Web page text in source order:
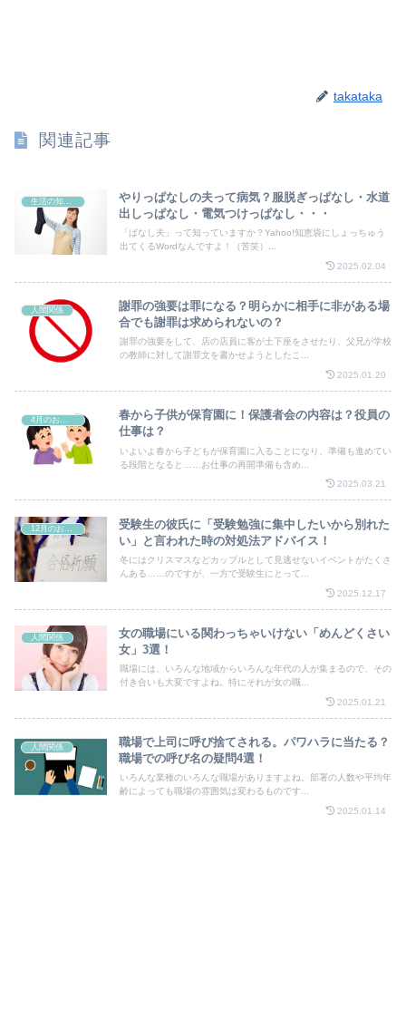
takataka
関連記事
生活の知恵・裏ワザ
やりっぱなしの夫って病気？服脱ぎっぱなし・水道
出しっぱなし・電気つけっぱなし・・・
「ぱなし夫」って知っていますか？Yahoo!知恵袋にしょっちゅう
出てくるWordなんですよ！（苦笑）...
2025.02.04
人間関係
謝罪の強要は罪になる？明らかに相手に非がある場
合でも謝罪は求められないの？
謝罪の強要をして、店の店員に客が土下座をさせたり、父兄が学校
の教師に対して謝罪文を書かせようとしたこ...
2025.01.20
春から子供が保育園に！保護者会の内容は？役員の
仕事は？
いよいよ春から子どもが保育園に入ることになり、準備も進めてい
る段階となると……お仕事の再開準備も含め...
2025.03.21
受験生の彼氏に「受験勉強に集中したいから別れた
い」と言われた時の対処法アドバイス！
冬にはクリスマスなどカップルとして見逃せないイベントがたくさ
んある……のですが、一方で受験生にとって...
2025.12.17
人間関係
女の職場にいる関わっちゃいけない「めんどくさい
女」3選！
職場には、いろんな地域からいろんな年代の人が集まるので、その
付き合いも大変ですよね。特にそれが女の職...
2025.01.21
人間関係
職場で上司に呼び捨てされる。パワハラに当たる？
職場での呼び名の疑問4選！
いろんな業種のいろんな職場がありますよね。部署の人数や平均年
齢によっても職場の雰囲気は変わるものです...
2025.01.14